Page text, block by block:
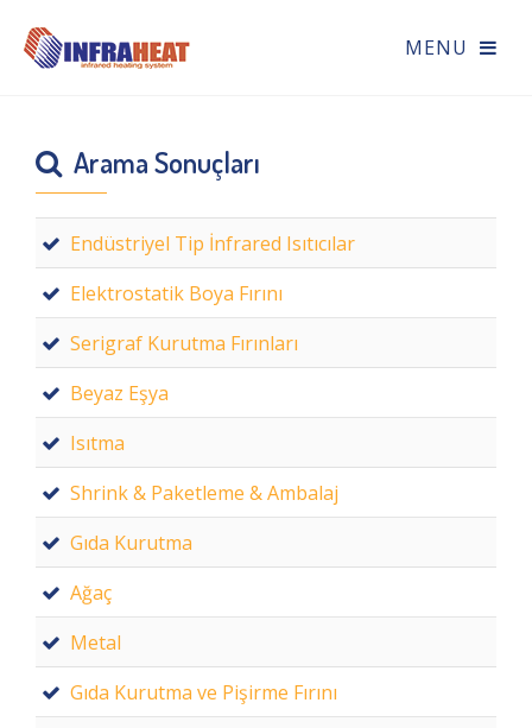
Arama Sonuçları
Endüstriyel Tip İnfrared Isıtıcılar
Elektrostatik Boya Fırını
Serigraf Kurutma Fırınları
Beyaz Eşya
Isıtma
Shrink & Paketleme & Ambalaj
Gıda Kurutma
Ağaç
Metal
Gıda Kurutma ve Pişirme Fırını